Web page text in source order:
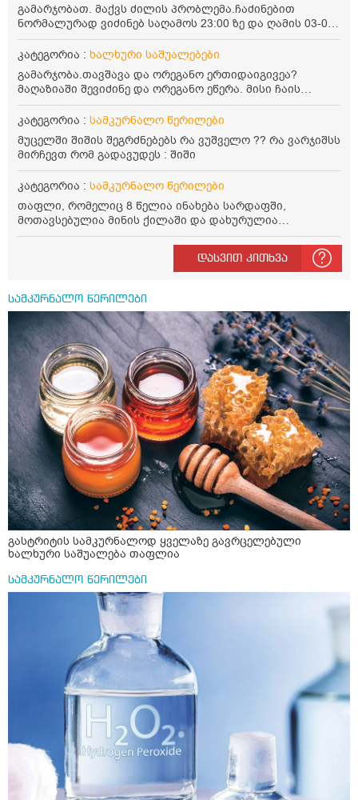
გამარჯობათ. მაქვს ძილის პრობლემა.ჩაძინებით
ნორმალურად ვიძინებ საღამოს 23:00 ზე და ღამის 03-00
ან 04:00 საათზე მეღვიძება და მერე ვერ ვიძინებ
ვერაფრით.რამე ხალხური საშუალება თუ არის ამ
კატეგორია : ხალხური საშუალებები
გამარჯობა.თავშავა და ორეგანო ერთიდაიგივეა?
მაღაზიაში შევიძინე და ორეგანო ეწერა. მისი ჩაის
დალევის წესი მაინტერესებს.რისთვის არის კარგი?
წავიკითხე რომ: 1 ჭიქა თბილ წყალში ჩავყაროთ 1 ჩაის
გავაჩეროთ 10-15 წუთი, მივიღოთო ჭამიდან 1-2 საათში.
მიზანი: ანტიოქსიდანტური და ანთების საწინააღმდეგო
თვისება. სწორია ეს ინფორმაცია? უკუჩვენება რა აქვს
და ბრონქულ ასთმას თუ შველის ორეგანოს ჩაი?
კატეგორია : სამკურნალო წერილები
მუცელში შიშის შეგრძნებებს რა ვუშველო ?? რა ვარჯიშსს
მირჩევთ რომ გადავუდეს : შიში
კატეგორია : სამკურნალო წერილები
თაფლი, რომელიც 8 წელია ინახება სარდაფში,
მოთავსებულია მინის ქილაში და დახურულია
პლასტმასის სახურავით. ექნება თუ არა შენარჩუნებული
სასარგებლო თვისებები და შეიძლება თუ არა მისი
დასვით კითხვა
სამკურნალო წერილები
გასტრიტის სამკურნალოდ ყველაზე გავრცელებული
ხალხური საშუალება თაფლია
სამკურნალო წერილები